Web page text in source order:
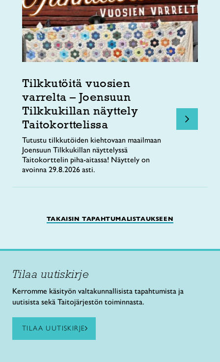
Tilkkutöitä vuosien
varrelta – Joensuun
Tilkkukillan näyttely
Taitokorttelissa
Tutustu tilkkutöiden kiehtovaan maailmaan
Joensuun Tilkkukillan näyttelyssä
Taitokorttelin piha-aitassa! Näyttely on
avoinna 29.8.2026 asti.
TAKAISIN TAPAHTUMALISTAUKSEEN
Tilaa uutiskirje
Kerromme käsityön valtakunnallisista tapahtumista ja
uutisista sekä Taitojärjestön toiminnasta.
TILAA UUTISKIRJE